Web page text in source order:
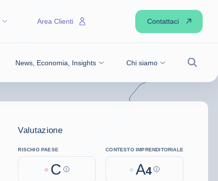
News, Economia, Insights Chi siamo
Ricerca
Area Clienti Contattaci
Valutazione
RISCHIO PAESE
C Help
CONTESTO IMPRENDITORIALE
A4 Help